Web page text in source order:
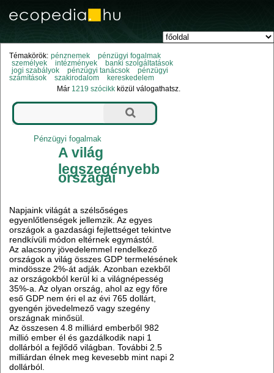
Témakörök: pénznemek
pénzügyi fogalmak
személyek
intézmények
banki szolgáltatások
jogi szabályok
pénzügyi tanácsok
pénzügyi
számítások
szakirodalom
kereskedelem
Már 1219 szócikk közül válogathatsz.
Pénzügyi fogalmak
A világ
legszegényebb
országai
Napjaink világát a szélsőséges
egyenlőtlenségek jellemzik. Az egyes
országok a gazdasági fejlettséget tekintve
rendkívüli módon eltérnek egymástól.
Az alacsony jövedelemmel rendelkező
országok a világ összes GDP termelésének
mindössze 2%-át adják. Azonban ezekből
az országokból kerül ki a világnépesség
35%-a. Az olyan ország, ahol az egy főre
eső GDP nem éri el az évi 765 dollárt,
gyengén jövedelmező vagy szegény
országnak minősül.
Az összesen 4.8 milliárd emberből 982
millió ember él és gazdálkodik napi 1
dollárból a fejlődő világban. További 2.5
milliárdan élnek meg kevesebb mint napi 2
dollárból.